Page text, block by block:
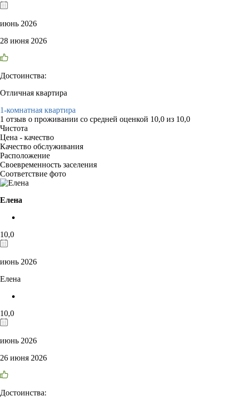
июнь 2026
28 июня 2026
Достоинства:
Отличная квартира
1-комнатная квартира
1 отзыв о проживании со средней оценкой 10,0 из 10,0
Чистота
Цена - качество
Качество обслуживания
Расположение
Своевременность заселения
Соответствие фото
Елена
10,0
июнь 2026
Елена
10,0
июнь 2026
26 июня 2026
Достоинства: